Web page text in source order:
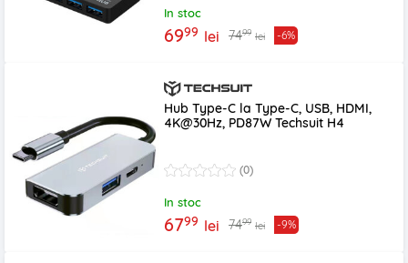
In stoc
6999 lei 7499 lei -6%
Hub Type-C la Type-C, USB, HDMI,
4K@30Hz, PD87W Techsuit H4
(0)
In stoc
6799 lei 7499 lei -9%